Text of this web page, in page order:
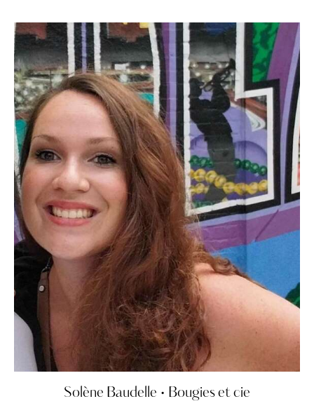
Solène Baudelle • Bougies et cie